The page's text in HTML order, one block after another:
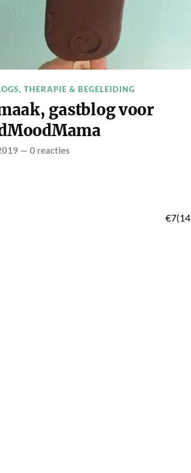
, THERAPIE & BEGELEIDING
gastblog voor
— 0 reacties